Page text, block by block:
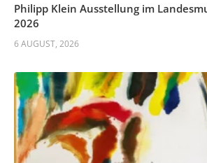
Philipp Klein Ausstellung im
2026
6 AUGUST, 2026